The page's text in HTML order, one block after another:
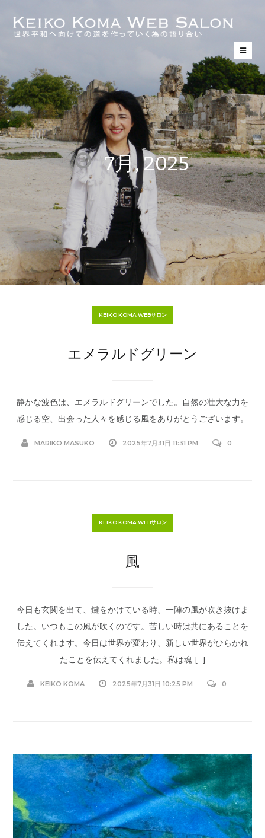
7月, 2025
KEIKO KOMA WEBサロン
エメラルドグリーン
静かな波色は、エメラルドグリーンでした。自然の壮大な力を
感じる空、出会った人々を感じる風をありがとうございます。
MARIKO MASUKO 2025年7月31日 11:31 PM 0
KEIKO KOMA WEBサロン
風
今日も玄関を出て、鍵をかけている時、一陣の風が吹き抜けま
した。いつもこの風が吹くのです。苦しい時は共にあることを
伝えてくれます。今日は世界が変わり、新しい世界がひらかれ
たことを伝えてくれました。私は魂 […]
KEIKO KOMA 2025年7月31日 10:25 PM 0